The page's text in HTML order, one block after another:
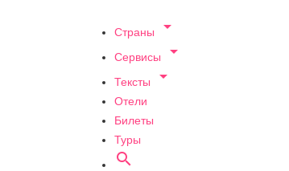
Страны 
Сервисы 
Тексты 
Отели
Билеты
Туры
